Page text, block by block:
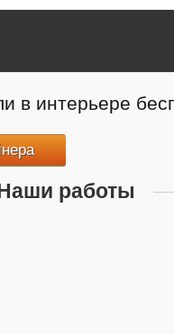
в интерьере
Наши работы